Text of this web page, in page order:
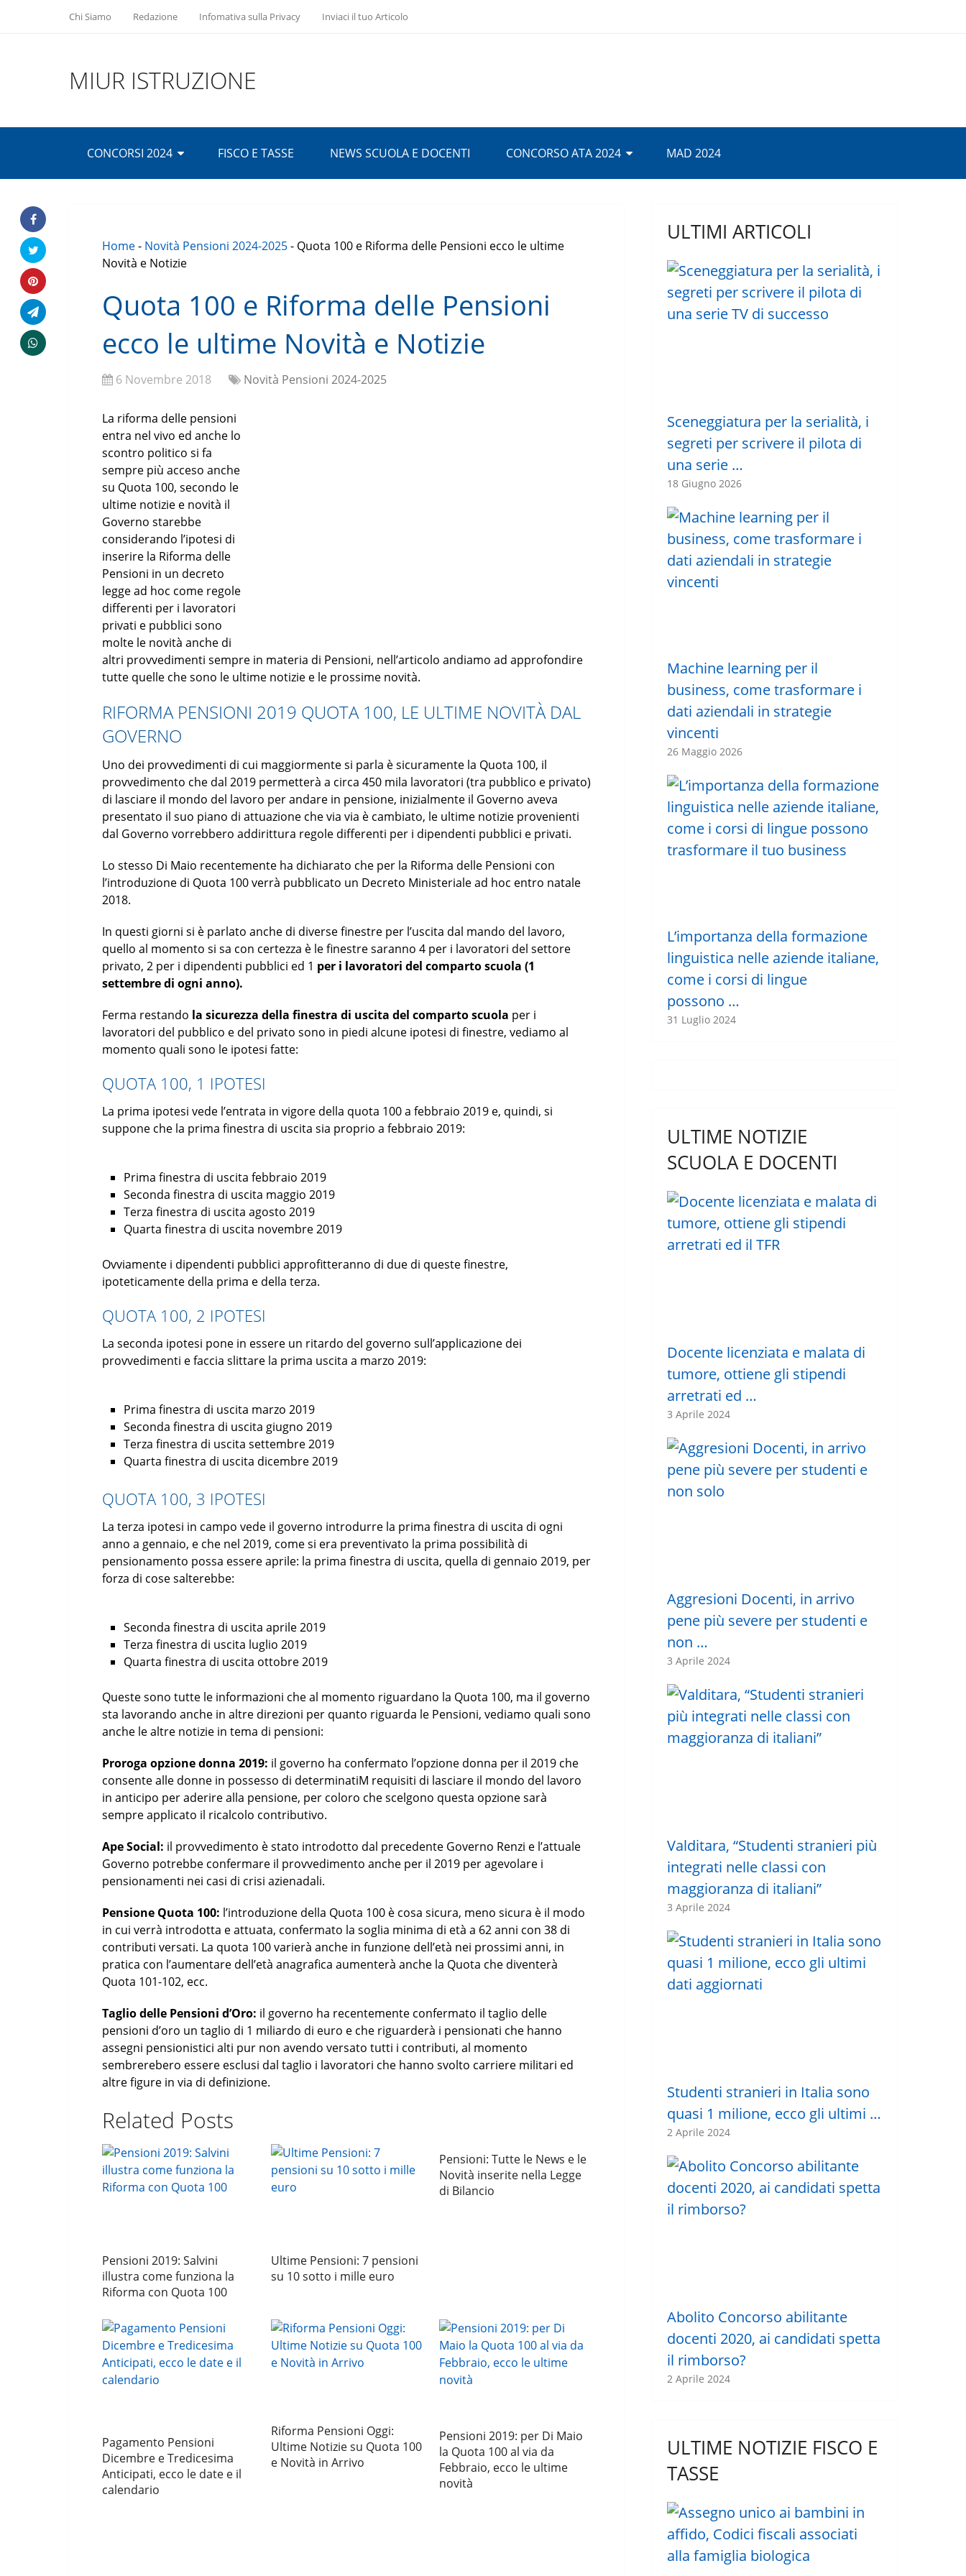
Chi Siamo Redazione Infomativa sulla Privacy Inviaci il tuo Articolo
MIUR ISTRUZIONE
CONCORSI 2024 FISCO E TASSE NEWS SCUOLA E DOCENTI CONCORSO ATA 2024 MAD 2024
Home- Novità Pensioni 2024-2025- Quota 100 e Riforma delle Pensioni ecco le ultime
Novità e Notizie
Quota 100 e Riforma delle Pensioni
ecco le ultime Novità e Notizie
6 Novembre 2018 Novità Pensioni 2024-2025
La riforma delle pensioni
entra nel vivo ed anche lo
scontro politico si fa
sempre più acceso anche
su Quota 100, secondo le
ultime notizie e novità il
Governo starebbe
considerando l’ipotesi di
inserire la Riforma delle
Pensioni in un decreto
legge ad hoc come regole
differenti per i lavoratori
privati e pubblici sono
molte le novità anche di
altri provvedimenti sempre in materia di Pensioni, nell’articolo andiamo ad approfondire
tutte quelle che sono le ultime notizie e le prossime novità.
RIFORMA PENSIONI 2019 QUOTA 100, LE ULTIME NOVITÀ DAL
GOVERNO
Uno dei provvedimenti di cui maggiormente si parla è sicuramente la Quota 100, il
provvedimento che dal 2019 permetterà a circa 450 mila lavoratori (tra pubblico e privato)
di lasciare il mondo del lavoro per andare in pensione, inizialmente il Governo aveva
presentato il suo piano di attuazione che via via è cambiato, le ultime notizie provenienti
dal Governo vorrebbero addirittura regole differenti per i dipendenti pubblici e privati.
Lo stesso Di Maio recentemente ha dichiarato che per la Riforma delle Pensioni con
l’introduzione di Quota 100 verrà pubblicato un Decreto Ministeriale ad hoc entro natale
2018.
In questi giorni si è parlato anche di diverse finestre per l’uscita dal mando del lavoro,
quello al momento si sa con certezza è le finestre saranno 4 per i lavoratori del settore
privato, 2 per i dipendenti pubblici ed 1 per i lavoratori del comparto scuola (1
settembre di ogni anno).
Ferma restando la sicurezza della finestra di uscita del comparto scuola per i
lavoratori del pubblico e del privato sono in piedi alcune ipotesi di finestre, vediamo al
momento quali sono le ipotesi fatte:
QUOTA 100, 1 IPOTESI
La prima ipotesi vede l’entrata in vigore della quota 100 a febbraio 2019 e, quindi, si
suppone che la prima finestra di uscita sia proprio a febbraio 2019:
Prima finestra di uscita febbraio 2019
Seconda finestra di uscita maggio 2019
Terza finestra di uscita agosto 2019
Quarta finestra di uscita novembre 2019
Ovviamente i dipendenti pubblici approfitteranno di due di queste finestre,
ipoteticamente della prima e della terza.
QUOTA 100, 2 IPOTESI
La seconda ipotesi pone in essere un ritardo del governo sull’applicazione dei
provvedimenti e faccia slittare la prima uscita a marzo 2019:
Prima finestra di uscita marzo 2019
Seconda finestra di uscita giugno 2019
Terza finestra di uscita settembre 2019
Quarta finestra di uscita dicembre 2019
QUOTA 100, 3 IPOTESI
La terza ipotesi in campo vede il governo introdurre la prima finestra di uscita di ogni
anno a gennaio, e che nel 2019, come si era preventivato la prima possibilità di
pensionamento possa essere aprile: la prima finestra di uscita, quella di gennaio 2019, per
forza di cose salterebbe:
Seconda finestra di uscita aprile 2019
Terza finestra di uscita luglio 2019
Quarta finestra di uscita ottobre 2019
Queste sono tutte le informazioni che al momento riguardano la Quota 100, ma il governo
sta lavorando anche in altre direzioni per quanto riguarda le Pensioni, vediamo quali sono
anche le altre notizie in tema di pensioni:
Proroga opzione donna 2019: il governo ha confermato l’opzione donna per il 2019 che
consente alle donne in possesso di determinatiM requisiti di lasciare il mondo del lavoro
in anticipo per aderire alla pensione, per coloro che scelgono questa opzione sarà
sempre applicato il ricalcolo contributivo.
Ape Social: il provvedimento è stato introdotto dal precedente Governo Renzi e l’attuale
Governo potrebbe confermare il provvedimento anche per il 2019 per agevolare i
pensionamenti nei casi di crisi azienadali.
Pensione Quota 100: l’introduzione della Quota 100 è cosa sicura, meno sicura è il modo
in cui verrà introdotta e attuata, confermato la soglia minima di età a 62 anni con 38 di
contributi versati. La quota 100 varierà anche in funzione dell’età nei prossimi anni, in
pratica con l’aumentare dell’età anagrafica aumenterà anche la Quota che diventerà
Quota 101-102, ecc.
Taglio delle Pensioni d’Oro: il governo ha recentemente confermato il taglio delle
pensioni d’oro un taglio di 1 miliardo di euro e che riguarderà i pensionati che hanno
assegni pensionistici alti pur non avendo versato tutti i contributi, al momento
sembrerebero essere esclusi dal taglio i lavoratori che hanno svolto carriere militari ed
altre figure in via di definizione.
Related Posts
Pensioni 2019: Salvini
illustra come funziona la
Riforma con Quota 100
Ultime Pensioni: 7 pensioni
su 10 sotto i mille euro
Pensioni: Tutte le News e le
Novità inserite nella Legge
di Bilancio
Pagamento Pensioni
Dicembre e Tredicesima
Anticipati, ecco le date e il
calendario
Riforma Pensioni Oggi:
Ultime Notizie su Quota 100
e Novità in Arrivo
Pensioni 2019: per Di Maio
la Quota 100 al via da
Febbraio, ecco le ultime
novità
ULTIMI ARTICOLI
Sceneggiatura per la serialità, i
segreti per scrivere il pilota di
una serie …
18 Giugno 2026
Machine learning per il
business, come trasformare i
dati aziendali in strategie
vincenti
26 Maggio 2026
L’importanza della formazione
linguistica nelle aziende italiane,
come i corsi di lingue
possono …
31 Luglio 2024
ULTIME NOTIZIE
SCUOLA E DOCENTI
Docente licenziata e malata di
tumore, ottiene gli stipendi
arretrati ed …
3 Aprile 2024
Aggresioni Docenti, in arrivo
pene più severe per studenti e
non …
3 Aprile 2024
Valditara, “Studenti stranieri più
integrati nelle classi con
maggioranza di italiani”
3 Aprile 2024
Studenti stranieri in Italia sono
quasi 1 milione, ecco gli ultimi …
2 Aprile 2024
Abolito Concorso abilitante
docenti 2020, ai candidati spetta
il rimborso?
2 Aprile 2024
ULTIME NOTIZIE FISCO E
TASSE